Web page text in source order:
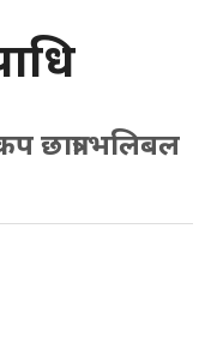
छात्रा भलिबल